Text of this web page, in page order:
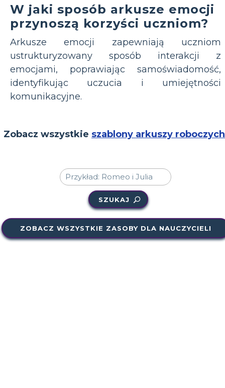
W jaki sposób arkusze emocji
przynoszą korzyści uczniom?
Arkusze emocji zapewniają uczniom
ustrukturyzowany sposób interakcji z
emocjami, poprawiając samoświadomość,
identyfikując uczucia i umiejętności
komunikacyjne.
Zobacz wszystkie szablony arkuszy roboczych
SZUKAJ
ZOBACZ WSZYSTKIE ZASOBY DLA NAUCZYCIELI